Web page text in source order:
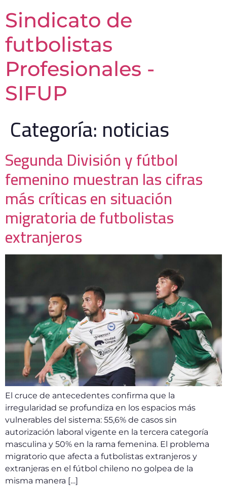
Sindicato de
futbolistas
Profesionales -
SIFUP
Categoría:noticias
Segunda División y fútbol
femenino muestran las cifras
más críticas en situación
migratoria de futbolistas
extranjeros
El cruce de antecedentes confirma que la
irregularidad se profundiza en los espacios más
vulnerables del sistema: 55,6% de casos sin
autorización laboral vigente en la tercera categoría
masculina y 50% en la rama femenina. El problema
migratorio que afecta a futbolistas extranjeros y
extranjeras en el fútbol chileno no golpea de la
misma manera […]